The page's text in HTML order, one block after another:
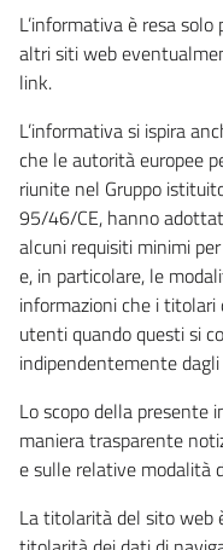
L’informativa è resa
altri siti web
link.
L’informativa si ispira
che le autorità europee
riunite nel Gruppo
95/46/CE, hanno
alcuni requisiti minimi
e, in particolare, le
informazioni che i
utenti quando questi si
indipendentemente
Lo scopo della presente
maniera trasparente
e sulle relative modalità
La titolarità del sito web